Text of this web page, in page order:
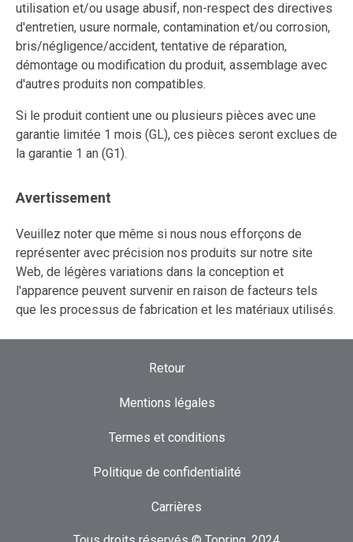
utilisation et/ou usage abusif, non-respect des directives
d'entretien, usure normale, contamination et/ou corrosion,
bris/négligence/accident, tentative de réparation,
démontage ou modification du produit, assemblage avec
d'autres produits non compatibles.
Si le produit contient une ou plusieurs pièces avec une
garantie limitée 1 mois (GL), ces pièces seront exclues de
la garantie 1 an (G1).
Avertissement
Veuillez noter que même si nous nous efforçons de
représenter avec précision nos produits sur notre site
Web, de légères variations dans la conception et
l'apparence peuvent survenir en raison de facteurs tels
que les processus de fabrication et les matériaux utilisés.
Retour
Mentions légales
Termes et conditions
Politique de confidentialité
Carrières